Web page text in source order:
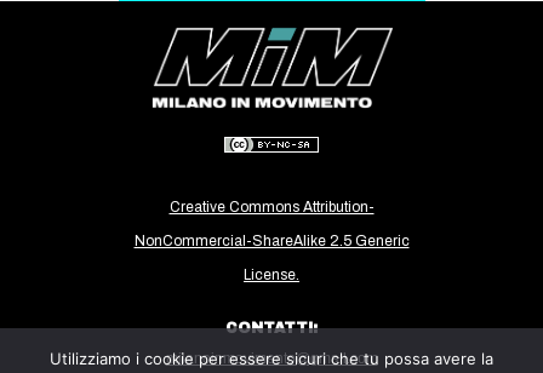
Creative Commons Attribution-
NonCommercial-ShareAlike 2.5 Generic
License.
CONTATTI:
milanoinmovimento@gmail.com
Utilizziamo i cookie per essere sicuri che tu possa avere la